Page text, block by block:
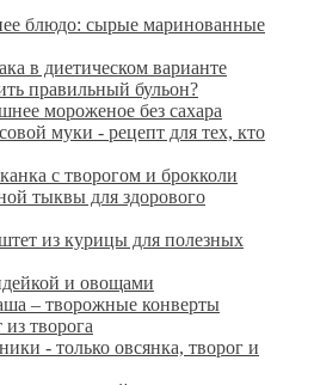
блюдо: сырые маринованные
в диетическом варианте
правильный бульон?
мороженое без сахара
муки - рецепт для тех, кто
с творогом и брокколи
тыквы для здорового
из курицы для полезных
и овощами
– творожные конверты
творога
- только овсянка, творог и